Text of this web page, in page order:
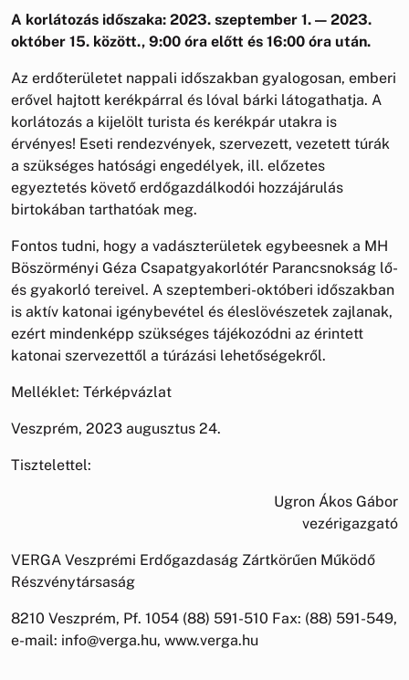
A korlátozás időszaka: 2023. szeptember 1. — 2023.
október 15. között., 9:00 óra előtt és 16:00 óra után.
Az erdőterületet nappali időszakban gyalogosan, emberi
erővel hajtott kerékpárral és lóval bárki látogathatja. A
korlátozás a kijelölt turista és kerékpár utakra is
érvényes! Eseti rendezvények, szervezett, vezetett túrák
a szükséges hatósági engedélyek, ill. előzetes
egyeztetés követő erdőgazdálkodói hozzájárulás
birtokában tarthatóak meg.
Fontos tudni, hogy a vadászterületek egybeesnek a MH
Böszörményi Géza Csapatgyakorlótér Parancsnokság lő-
és gyakorló tereivel. A szeptemberi-októberi időszakban
is aktív katonai igénybevétel és éleslövészetek zajlanak,
ezért mindenképp szükséges tájékozódni az érintett
katonai szervezettől a túrázási lehetőségekről.
Melléklet: Térképvázlat
Veszprém, 2023 augusztus 24.
Tisztelettel:
Ugron Ákos Gábor
vezérigazgató
VERGA Veszprémi Erdőgazdaság Zártkörűen Működő
Részvénytársaság
8210 Veszprém, Pf. 1054 (88) 591-510 Fax: (88) 591-549,
e-mail: info@verga.hu, www.verga.hu